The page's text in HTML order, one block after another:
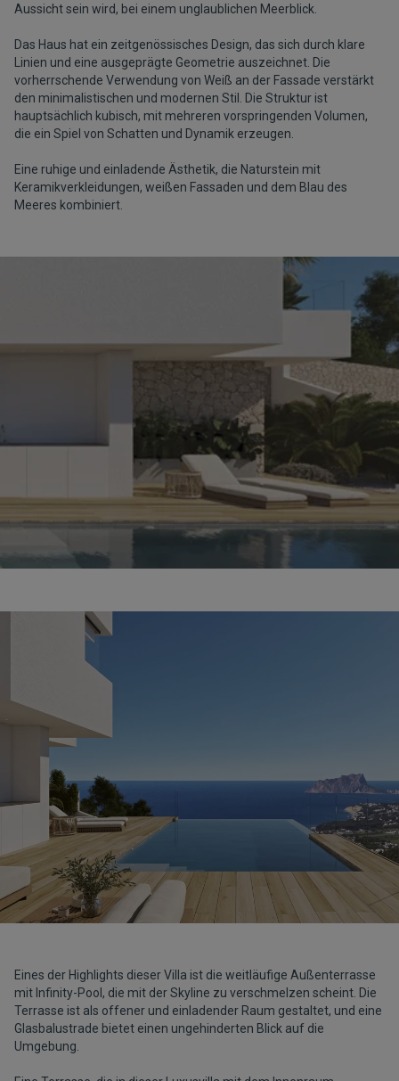
Aussicht sein wird, bei einem unglaublichen Meerblick.
Das Haus hat ein zeitgenössisches Design, das sich durch klare
Linien und eine ausgeprägte Geometrie auszeichnet. Die
vorherrschende Verwendung von Weiß an der Fassade verstärkt
den minimalistischen und modernen Stil. Die Struktur ist
hauptsächlich kubisch, mit mehreren vorspringenden Volumen,
die ein Spiel von Schatten und Dynamik erzeugen.
Eine ruhige und einladende Ästhetik, die Naturstein mit
Keramikverkleidungen, weißen Fassaden und dem Blau des
Meeres kombiniert.
Eines der Highlights dieser Villa ist die weitläufige Außenterrasse
mit Infinity-Pool, die mit der Skyline zu verschmelzen scheint. Die
Terrasse ist als offener und einladender Raum gestaltet, und eine
Glasbalustrade bietet einen ungehinderten Blick auf die
Umgebung.